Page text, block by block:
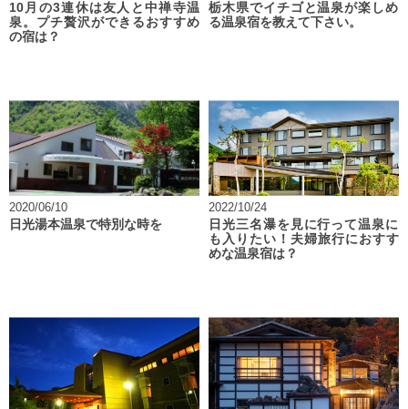
10月の3連休は友人と中禅寺温
泉。プチ贅沢ができるおすすめ
の宿は？
栃木県でイチゴと温泉が楽しめ
る温泉宿を教えて下さい。
2020/06/10
日光湯本温泉で特別な時を
2022/10/24
日光三名瀑を見に行って温泉に
も入りたい！夫婦旅行におすす
めな温泉宿は？